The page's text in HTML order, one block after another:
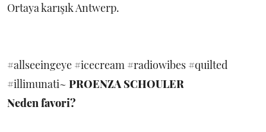
Ortaya karışık Antwerp.
#allseeingeye #icecream #radiowibes #quilted
#illimunati~ PROENZA SCHOULER
Neden favori?